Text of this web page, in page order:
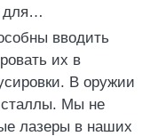
для…
вводить
их в
В оружии
Мы не
лазеры в наших